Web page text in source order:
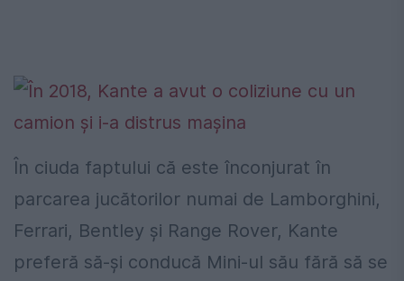
În ciuda faptului că este înconjurat în
parcarea jucătorilor numai de Lamborghini,
Ferrari, Bentley și Range Rover, Kante
preferă să-și conducă Mini-ul său fără să se